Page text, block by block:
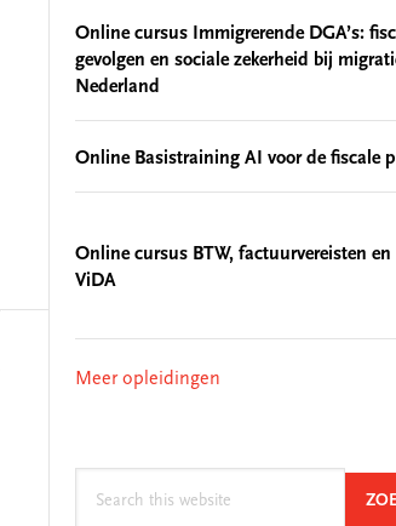
Online cursus Immigrerende DGA’s:
gevolgen en sociale zekerheid bij
Nederland
Online Basistraining AI voor de fiscale
Online cursus BTW, factuurvereisten en
ViDA
Meer opleidingen